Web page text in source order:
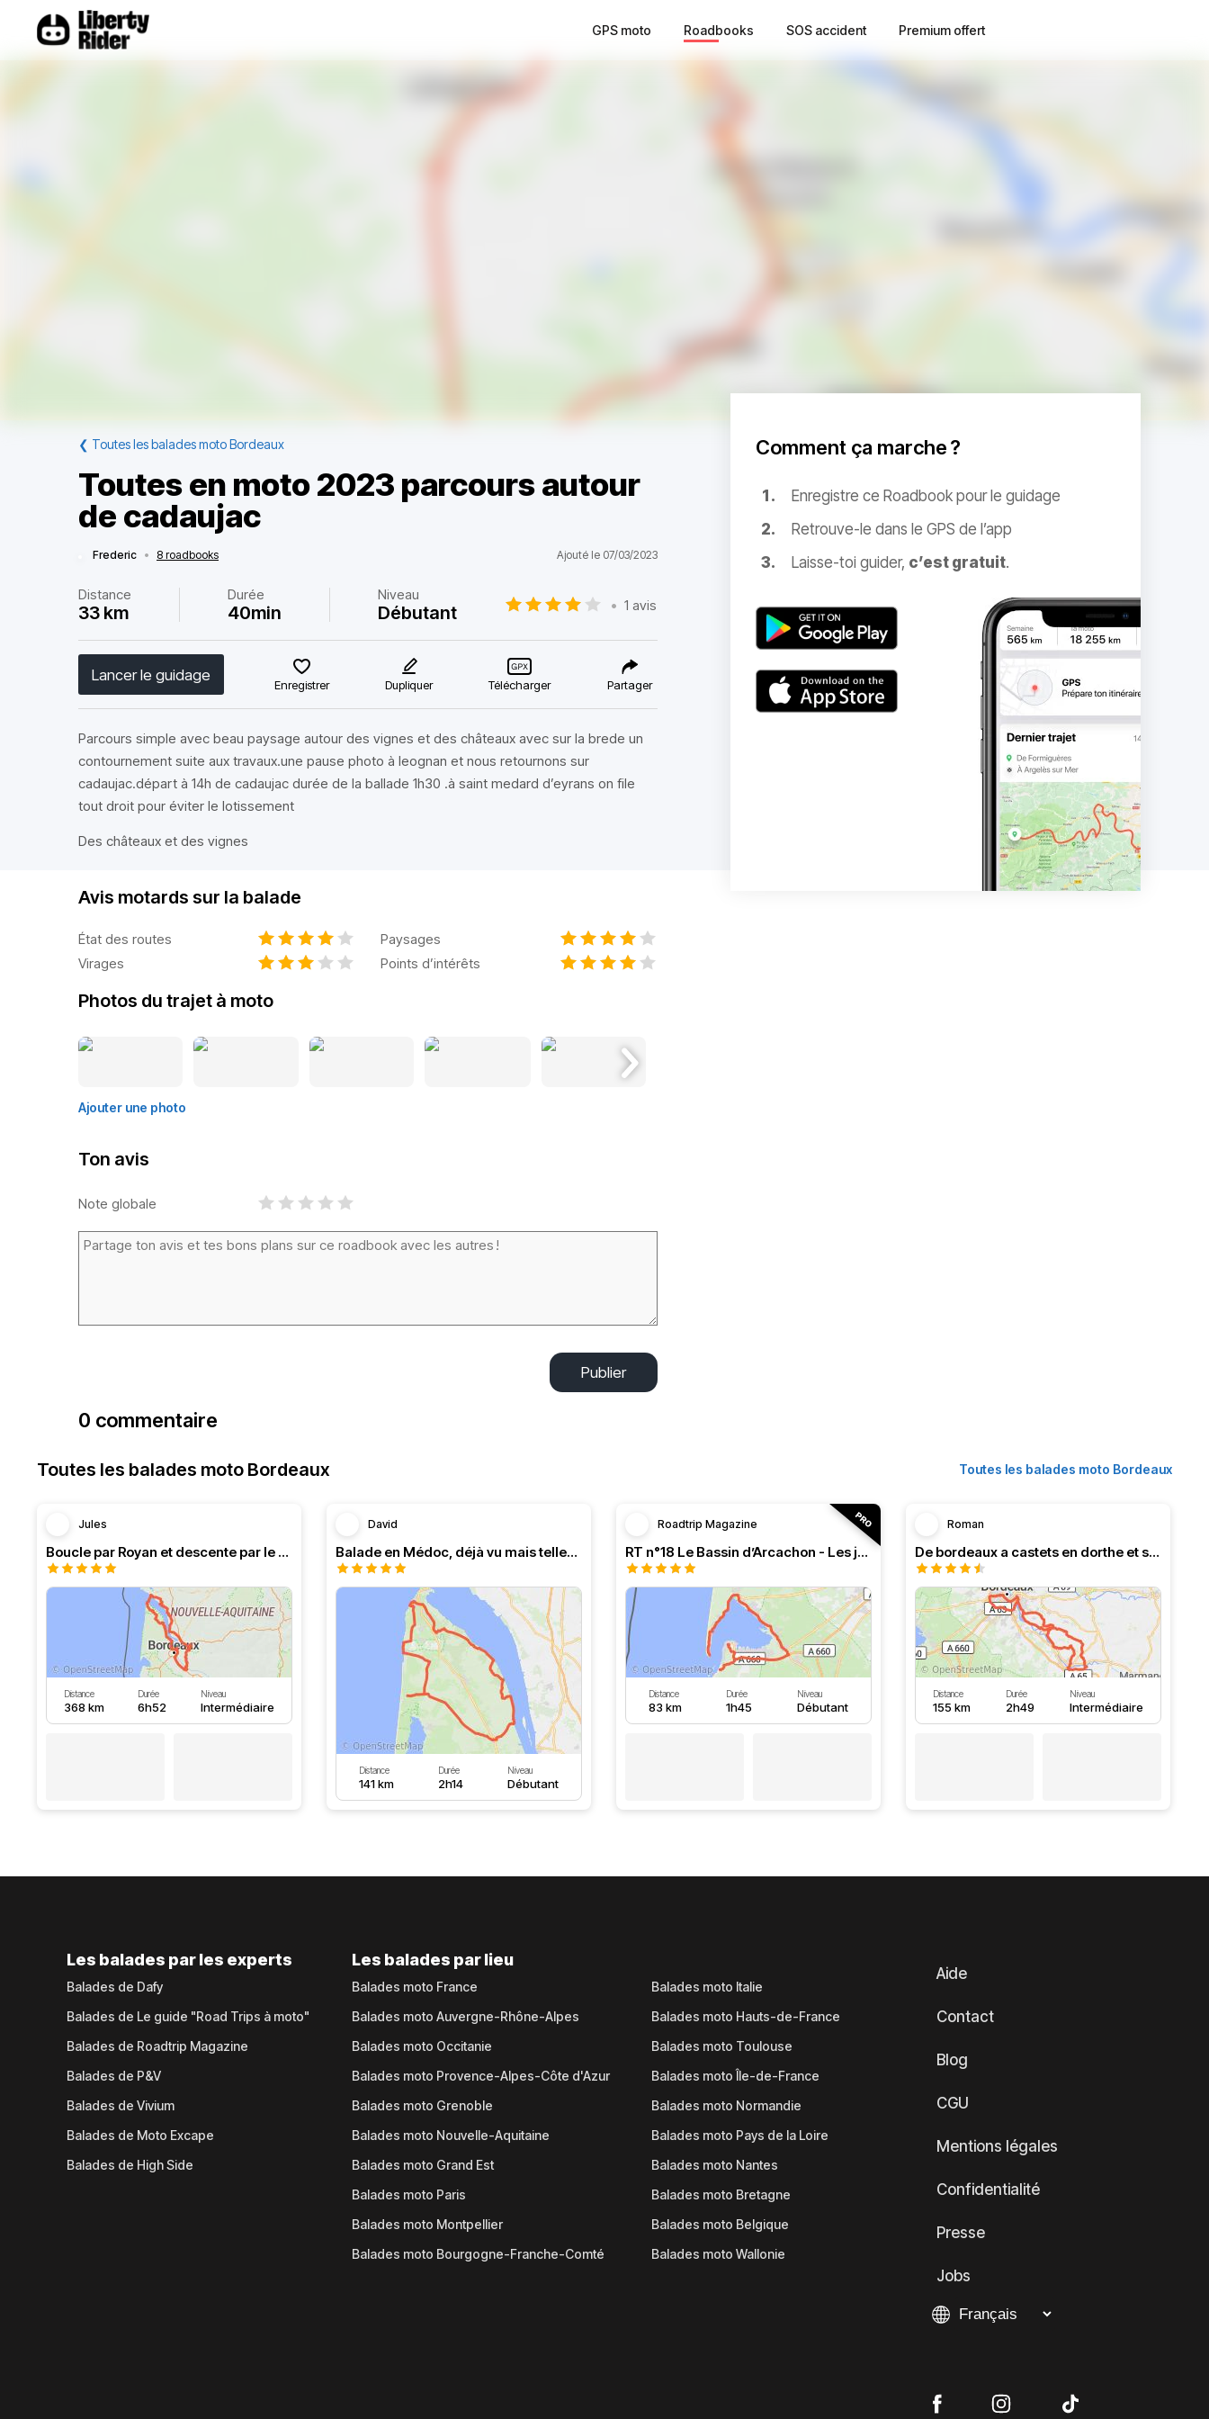
GPS moto Roadbooks SOS accident Premium offert
❮ Toutes les balades moto Bordeaux
Toutes en moto 2023 parcours autour
de cadaujac
Frederic • 8 roadbooks Ajouté le 07/03/2023
Distance
33 km
Durée
40min
Niveau
Débutant • 1 avis
Lancer le guidage
Enregistrer Dupliquer Télécharger Partager
Parcours simple avec beau paysage autour des vignes et des châteaux avec sur la brede un
contournement suite aux travaux.une pause photo à leognan et nous retournons sur
cadaujac.départ à 14h de cadaujac durée de la ballade 1h30 .à saint medard d’eyrans on file
tout droit pour éviter le lotissement
Des châteaux et des vignes
Comment ça marche ?
Enregistre ce Roadbook pour le guidage
Retrouve-le dans le GPS de l’app
Laisse-toi guider, c’est gratuit.
Avis motards sur la balade
État des routes
Paysages
Virages
Points d’intérêts
Photos du trajet à moto
Ajouter une photo
Ton avis
Note globale
Publier
0 commentaire
Toutes les balades moto Bordeaux Toutes les balades moto Bordeaux
Jules
Boucle par Royan et descente par le Médoc
Distance
368 km
Durée
6h52
Niveau
Intermédiaire
David
Balade en Médoc, déjà vu mais tellement agréable
Distance
141 km
Durée
2h14
Niveau
Débutant
Roadtrip Magazine
RT n°18 Le Bassin d’Arcachon - Les jardins d’Épicure
Distance
83 km
Durée
1h45
Niveau
Débutant
Roman
De bordeaux a castets en dorthe et ses écluses
Distance
155 km
Durée
2h49
Niveau
Intermédiaire
Les balades par les experts
Balades de Dafy
Balades de Le guide "Road Trips à moto"
Balades de Roadtrip Magazine
Balades de P&V
Balades de Vivium
Balades de Moto Excape
Balades de High Side
Les balades par lieu
Balades moto France
Balades moto Auvergne-Rhône-Alpes
Balades moto Occitanie
Balades moto Provence-Alpes-Côte d'Azur
Balades moto Grenoble
Balades moto Nouvelle-Aquitaine
Balades moto Grand Est
Balades moto Paris
Balades moto Montpellier
Balades moto Bourgogne-Franche-Comté
Balades moto Italie
Balades moto Hauts-de-France
Balades moto Toulouse
Balades moto Île-de-France
Balades moto Normandie
Balades moto Pays de la Loire
Balades moto Nantes
Balades moto Bretagne
Balades moto Belgique
Balades moto Wallonie
Aide
Contact
Blog
CGU
Mentions légales
Confidentialité
Presse
Jobs